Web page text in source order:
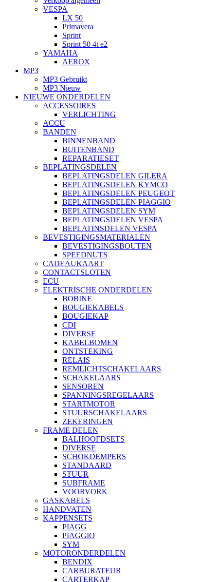
VESPA
LX 50
Primavera
Sprint
Sprint 50 4t e2
YAMAHA
AEROX
MP3
MP3 Gebruikt
MP3 Nieuw
NIEUWE ONDERDELEN
ACCESSOIRES
VERLICHTING
ACCU
BANDEN
BINNENBAND
BUITENBAND
REPARATIESET
BEPLATINGSDELEN
BEPLATINGSDELEN GILERA
BEPLATINGSDELEN KYMCO
BEPLATINGSDELEN PEUGEOT
BEPLATINGSDELEN PIAGGIO
BEPLATINGSDELEN SYM
BEPLATINGSDELEN VESPA
BEPLATINSDELEN VESPA
BEVESTIGINGSMATERIALEN
BEVESTIGINGSBOUTEN
SPEEDNUTS
CADEAUKAART
CONTACTSLOTEN
ECU
ELEKTRISCHE ONDERDELEN
BOBINE
BOUGIEKABELS
BOUGIEKAP
CDI
DIVERSE
KABELBOMEN
ONTSTEKING
RELAIS
REMLICHTSCHAKELAARS
SCHAKELAARS
SENSOREN
SPANNINGSREGELAARS
STARTMOTOR
STUURSCHAKELAARS
ZEKERINGEN
FRAME DELEN
BALHOOFDSETS
DIVERSE
SCHOKDEMPERS
STANDAARD
STUUR
SUBFRAME
VOORVORK
GASKABELS
HANDVATEN
KAPPENSETS
PIAGG
PIAGGIO
SYM
MOTORONDERDELEN
BENDIX
CARBURATEUR
CARTERKAP